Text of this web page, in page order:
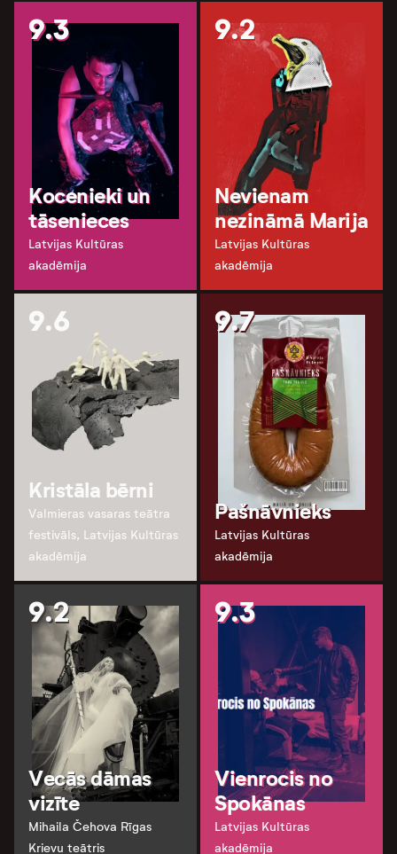
9.3
Kocenieki un
tāsenieces
Latvijas Kultūras
akadēmija
9.2
Nevienam
nezināmā Marija
Latvijas Kultūras
akadēmija
9.6
Kristāla bērni
Valmieras vasaras teātra
festivāls, Latvijas Kultūras
akadēmija
9.7
Pašnāvnieks
Latvijas Kultūras
akadēmija
9.2
Vecās dāmas
vizīte
Mihaila Čehova Rīgas
Krievu teātris
9.3
Vienrocis no
Spokānas
Latvijas Kultūras
akadēmija